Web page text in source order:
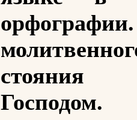
Господом.